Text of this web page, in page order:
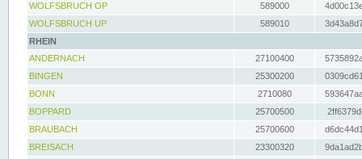
WOLFSBRUCH OP
589000
WOLFSBRUCH UP
589010
RHEIN
ANDERNACH
27100400
BINGEN
25300200
BONN
2710080
BOPPARD
25700500
BRAUBACH
25700600
BREISACH
23300320